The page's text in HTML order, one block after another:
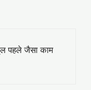
पहले जैसा काम